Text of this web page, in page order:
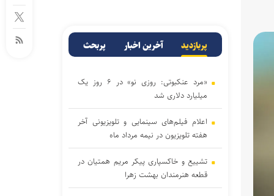
پربازدید آخرین اخبار پربحث
«مرد عنکبوتی: روزی نو» در ۶ روز یک
میلیارد دلاری شد
اعلام فیلم‌های سینمایی و تلویزیونی آخر
هفته تلویزیون در نیمه مرداد ماه
تشییع و خاکسپاری پیکر مریم همتیان در
قطعه هنرمندان بهشت زهرا